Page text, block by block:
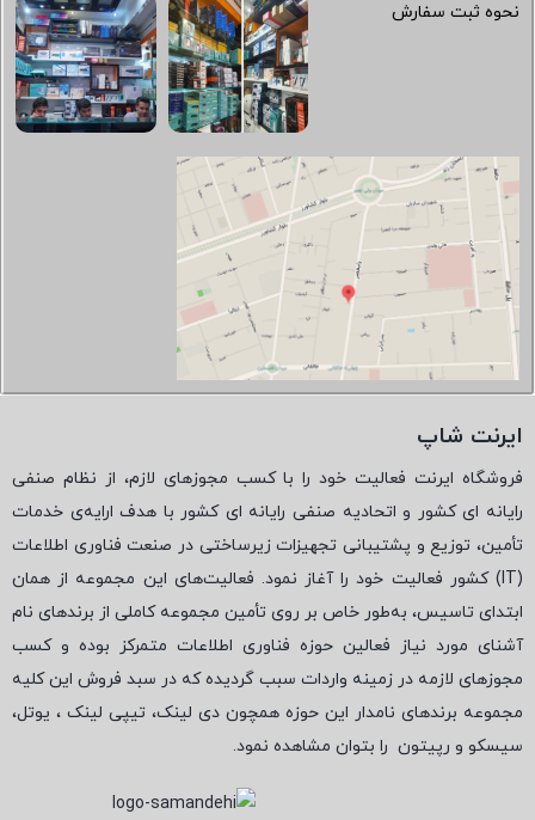
نحوه ثبت سفارش
ایرنت شاپ
فروشگاه ایرنت فعالیت خود را با کسب مجوزهای لازم، از نظام صنفی
رایانه ای کشور و اتحادیه صنفی رایانه ای کشور با هدف ارایه‌ی خدمات
تأمین، توزیع و پشتیبانی تجهیزات زیرساختی در صنعت فناوری اطلاعات
(
IT) کشور فعالیت خود را آغاز نمود. فعالیت‌های این مجموعه از همان
ابتدای تاسیس، به‌طور خاص بر روی تأمین مجموعه کاملی از برندهای نام
آشنای مورد نیاز فعالین حوزه فناوری اطلاعات متمرکز بوده و کسب
مجوزهای لازمه در زمینه واردات سبب گردیده که در سبد فروش این کلیه
مجموعه برندهای نامدار این حوزه همچون دی لینک، تیپی لینک ، یوتل،
سیسکو و رپیتون را بتوان مشاهده نمود.